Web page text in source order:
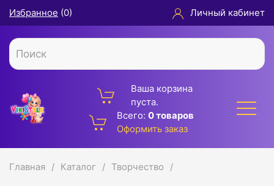
Избранное (0) Личный кабинет
Ваша корзина
пуста.
Всего: 0 товаров
Оформить заказ
Главная Каталог Творчество